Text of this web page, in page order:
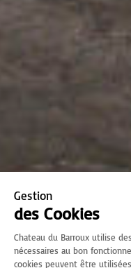
Gestion
des Cookies
Chateau du Barroux utilise
nécessaires au bon
cookies peuvent être